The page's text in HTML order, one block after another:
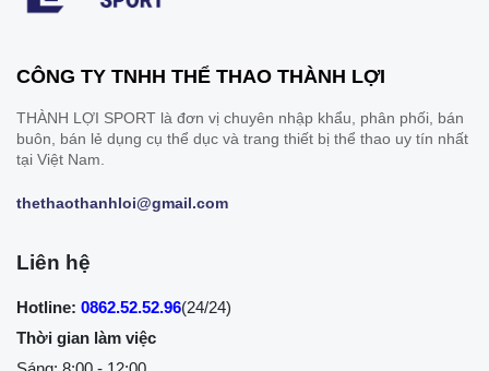
CÔNG TY TNHH THỂ THAO THÀNH LỢI
THÀNH LỢI SPORT là đơn vị chuyên nhập khẩu, phân phối, bán
buôn, bán lẻ dụng cụ thể dục và trang thiết bị thể thao uy tín nhất
tại Việt Nam.
thethaothanhloi@gmail.com
Liên hệ
Hotline: 0862.52.52.96(24/24)
Thời gian làm việc